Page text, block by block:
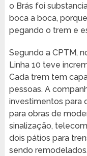
o Brás foi
boca a boca,
pegando o trem e
Segundo a CPTM,
Linha 10 teve
Cada trem tem
pessoas. A
investimentos para
para obras de
sinalização,
dois pátios para
sendo